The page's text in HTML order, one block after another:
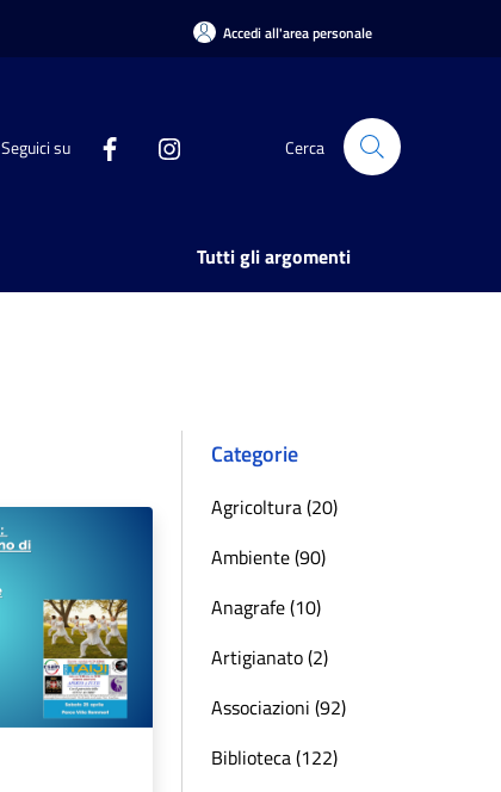
Accedi all'area personale
Seguici su Cerca
Tutti gli argomenti
Categorie
Agricoltura (20)
Ambiente (90)
Anagrafe (10)
Artigianato (2)
Associazioni (92)
Biblioteca (122)